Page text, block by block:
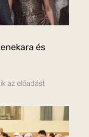
és
az előadást